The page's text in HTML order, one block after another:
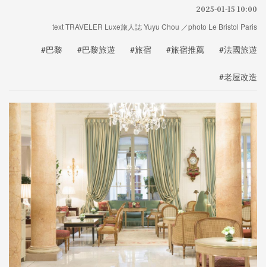
2025-01-15 10:00
text TRAVELER Luxe旅人誌 Yuyu Chou ／photo Le Bristol Paris
#巴黎 #巴黎旅遊 #旅宿 #旅宿推薦 #法國旅遊
#老屋改造